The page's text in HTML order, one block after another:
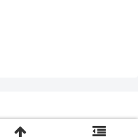
デジカメライフ.